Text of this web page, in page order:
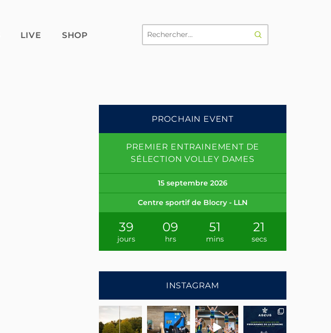
LIVE SHOP
PROCHAIN EVENT
PREMIER ENTRAINEMENT DE
SÉLECTION VOLLEY DAMES
15 septembre 2026
Centre sportif de Blocry - LLN
39
jours
09
hrs
51
mins
21
secs
INSTAGRAM